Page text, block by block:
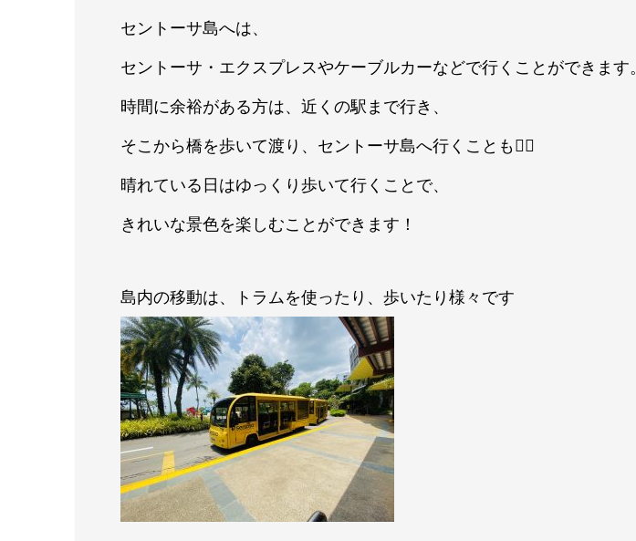
セントーサ島へは、
セントーサ・エクスプレスやケーブルカーなどで行くことができます。
時間に余裕がある方は、近くの駅まで行き、
そこから橋を歩いて渡り、セントーサ島へ行くことも🙆‍♀️
晴れている日はゆっくり歩いて行くことで、
きれいな景色を楽しむことができます！
島内の移動は、トラムを使ったり、歩いたり様々です